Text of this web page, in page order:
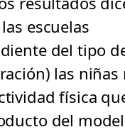
escuelas
del tipo
las niñas
física
del